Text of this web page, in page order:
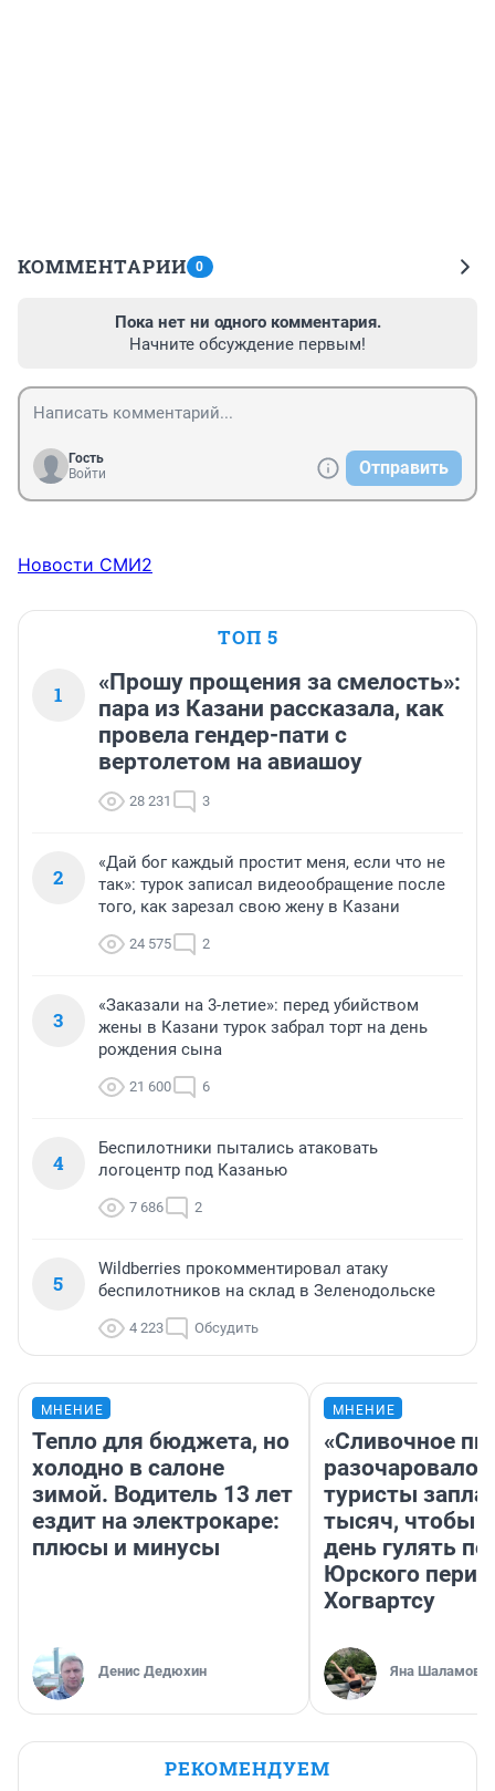
КОММЕНТАРИИ 0
Пока нет ни одного комментария.
Начните обсуждение первым!
Гость
Войти
Отправить
Новости СМИ2
ТОП 5
1
«Прошу прощения за смелость»:
пара из Казани рассказала, как
провела гендер-пати с
вертолетом на авиашоу
28 231 3
2
«Дай бог каждый простит меня, если что не
так»: турок записал видеообращение после
того, как зарезал свою жену в Казани
24 575 2
3
«Заказали на 3-летие»: перед убийством
жены в Казани турок забрал торт на день
рождения сына
21 600 6
4
Беспилотники пытались атаковать
логоцентр под Казанью
7 686 2
5
Wildberries прокомментировал атаку
беспилотников на склад в Зеленодольске
4 223 Обсудить
МНЕНИЕ
Тепло для бюджета, но
холодно в салоне
зимой. Водитель 13 лет
ездит на электрокаре:
плюсы и минусы
Денис Дедюхин
МНЕНИЕ
«Сливочное
разочаровало»:
туристы
тысяч, чтобы
день гулять по
Юрского
Хогвартсу
Яна Шаламова
РЕКОМЕНДУЕМ